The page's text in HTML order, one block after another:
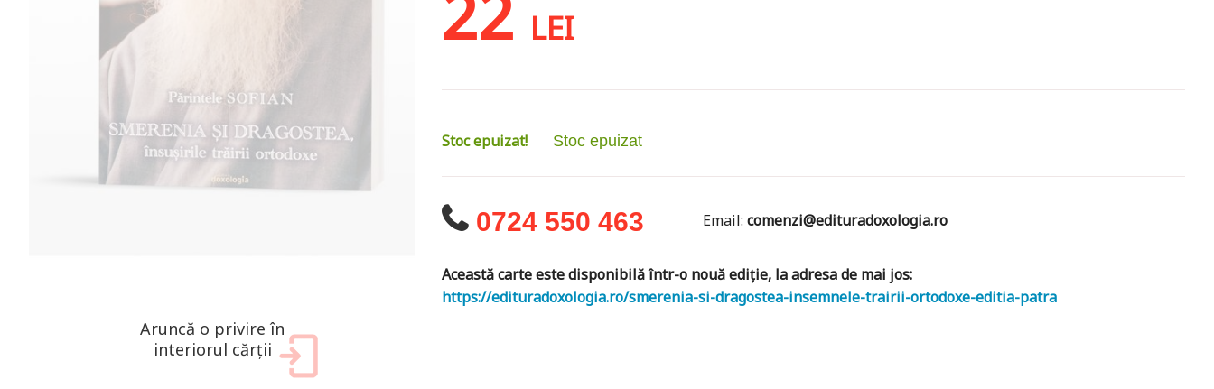
Aruncă o privire în
interiorul cărții
LEI
Stoc epuizat! Stoc epuizat
0724 550 463 Email:comenzi@edituradoxologia.ro
Această carte este disponibilă într-o nouă ediție, la adresa de mai jos:
https://edituradoxologia.ro/smerenia-si-dragostea-insemnele-trairii-ortodoxe-editia-patra